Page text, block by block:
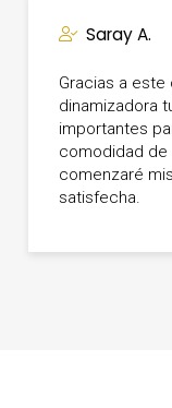
Saray A.
Gracias a
dinamizadora
importantes
comodidad de
comenzaré
satisfecha.